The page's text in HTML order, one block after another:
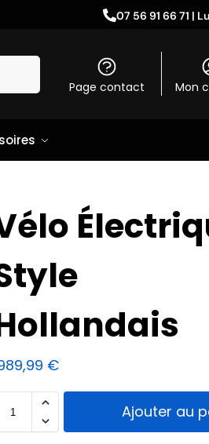
07 56 91 66 71 |
Page contact Mon
€
Ajouter au